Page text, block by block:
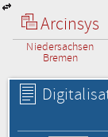
Arcinsys
Niedersachsen
Bremen